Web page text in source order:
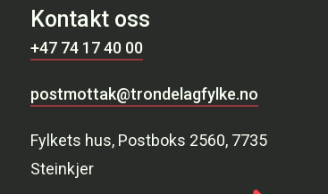
Kontakt oss
+47 74 17 40 00
postmottak@trondelagfylke.no
Fylkets hus, Postboks 2560, 7735
Steinkjer